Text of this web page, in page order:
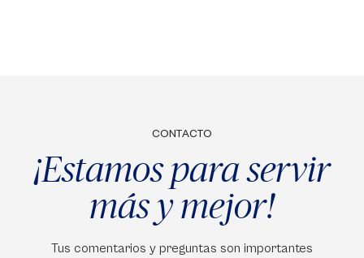
CONTACTO
¡Estamos para servir
más y mejor!
Tus comentarios y preguntas son importantes